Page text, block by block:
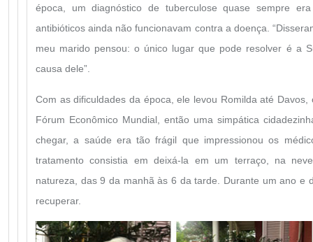
época, um diagnóstico de tuberculose quase sempre
antibióticos ainda não funcionavam contra a doença.
meu marido pensou: o único lugar que pode resolver é a
causa dele”.
Com as dificuldades da época, ele levou Romilda até
Fórum Econômico Mundial, então uma simpática
chegar, a saúde era tão frágil que impressionou os
tratamento consistia em deixá-la em um terraço, na
natureza, das 9 da manhã às 6 da tarde. Durante um ano e
recuperar.